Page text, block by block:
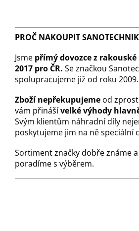
PROČ NAKOUPIT
Jsme přímý dovozce z
2017 pro ČR. Se značkou
spolupracujeme již od roku 2009.
Zboží nepřekupujeme od
vám přinášívelké výhody
Svým klientům náhradní díly
poskytujeme jim na ně speciální
Sortiment značky dobře známe
poradíme s výběrem.
Z